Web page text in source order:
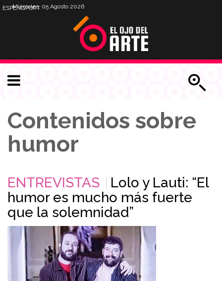
Miércoles, 05 Agosto 2026
ESPENGPORT
Contenidos sobre
humor
ENTREVISTAS
Lolo y Lauti: “El
humor es mucho más fuerte
que la solemnidad”